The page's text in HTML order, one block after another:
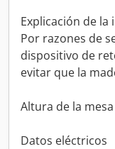
Explicación de
Por razones de
dispositivo de
evitar que la
Altura de la
Datos eléctricos